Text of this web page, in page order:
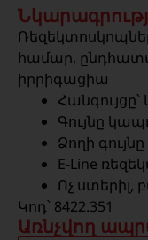
համար,
իրրիգացիա
Հանգույցը՝
Գույնը
Ձողի
E-Line
Ոչ
Կոդ՝ 8422.351
Առնչվող